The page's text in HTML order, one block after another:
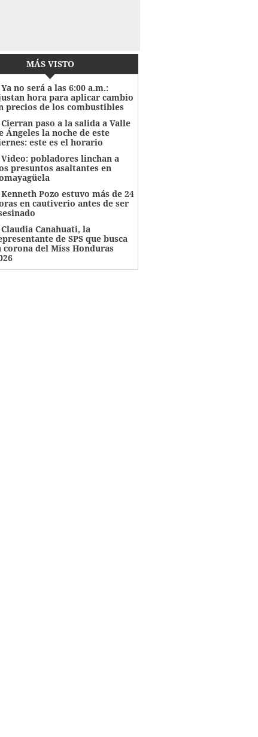
MÁS VISTO
Ya no será a las 6:00 a.m.:
hora para aplicar cambio
precios de los combustibles
Cierran paso a la salida a Valle
Ángeles la noche de este
este es el horario
Video: pobladores linchan a
presuntos asaltantes en
Kenneth Pozo estuvo más de 24
en cautiverio antes de ser
Claudia Canahuati, la
de SPS que busca
corona del Miss Honduras